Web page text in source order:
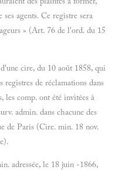
agents. Ce registre sera
» (Art. 76 de l'ord. du 15
cire, du 10 août 1858, qui
registres de réclamations dans
les comp. ont été invitées à
admin. dans chacune des
de Paris (Cire. min. 18 nov.
adressée, le 18 juin -1866,